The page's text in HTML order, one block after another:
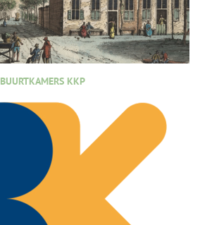
BUURTKAMERS KKP